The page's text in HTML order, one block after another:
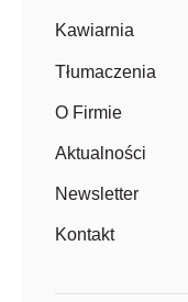
Kawiarnia
Tłumaczenia
O Firmie
Aktualności
Newsletter
Kontakt